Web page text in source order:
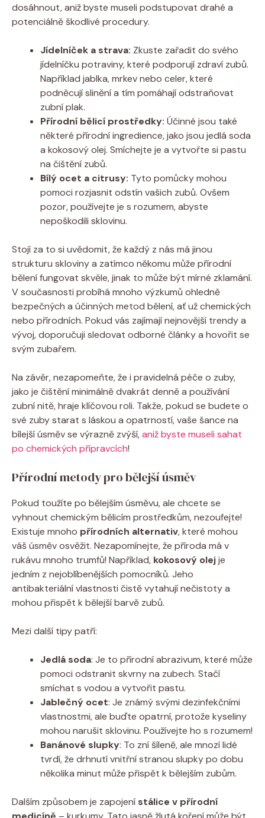
dosáhnout, aniž byste museli podstupovat drahé a
potenciálně škodlivé procedury.
Jídelníček a strava: Zkuste zařadit do svého
jídelníčku potraviny, které podporují zdraví zubů.
Například jablka, mrkev nebo celer, které
podněcují slinění a tím pomáhají odstraňovat
zubní plak.
Přírodní bělicí prostředky: Účinné jsou také
některé přírodní ingredience, jako jsou jedlá soda
a kokosový olej. Smíchejte je a vytvořte si pastu
na čištění zubů.
Bílý ocet a citrusy: Tyto pomůcky mohou
pomoci rozjasnit odstín vašich zubů. Ovšem
pozor, používejte je s rozumem, abyste
nepoškodili sklovinu.
Stojí za to si uvědomit, že každý z nás má jinou
strukturu skloviny a zatímco někomu může přírodní
bělení fungovat skvěle, jinak to může být mírné zklamání.
V současnosti probíhá mnoho výzkumů ohledně
bezpečných a účinných metod bělení, ať už chemických
nebo přírodních. Pokud vás zajímají nejnovější trendy a
vývoj, doporučuji sledovat odborné články a hovořit se
svým zubařem.
Na závěr, nezapomeňte, že i pravidelná péče o zuby,
jako je čištění minimálně dvakrát denně a používání
zubní nitě, hraje klíčovou roli. Takže, pokud se budete o
své zuby starat s láskou a opatrností, vaše šance na
bílejší úsměv se výrazně zvýší,aniž byste museli sahat
po chemických přípravcích!
Přírodní metody pro bělejší úsměv
Pokud toužíte po bělejším úsměvu, ale chcete se
vyhnout chemickým bělicím prostředkům, nezoufejte!
Existuje mnoho přírodních alternativ, které mohou
váš úsměv osvěžit. Nezapomínejte, že příroda má v
rukávu mnoho trumfů! Například, kokosový olejje
jedním z nejoblíbenějších pomocníků. Jeho
antibakteriální vlastnosti čistě vytahují nečistoty a
mohou přispět k bělejší barvě zubů.
Mezi další tipy patří:
Jedlá soda: Je to přírodní abrazivum, které může
pomoci odstranit skvrny na zubech. Stačí
smíchat s vodou a vytvořit pastu.
Jablečný ocet: Je známý svými dezinfekčními
vlastnostmi, ale buďte opatrní, protože kyseliny
mohou narušit sklovinu. Používejte ho s rozumem!
Banánové slupky: To zní šíleně, ale mnozí lidé
tvrdí, že drhnutí vnitřní stranou slupky po dobu
několika minut může přispět k bělejším zubům.
Dalším způsobem je zapojení stálice v přírodní